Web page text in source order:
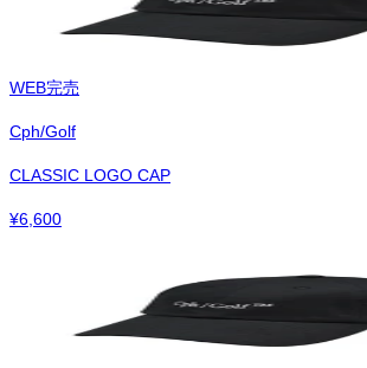
WEB完売
Cph/Golf
CLASSIC LOGO CAP
¥6,600